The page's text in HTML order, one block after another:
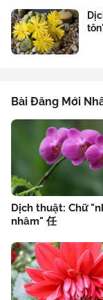
Bài Đăng Mới
Dịch thuật: Chữ
nhâm" 任